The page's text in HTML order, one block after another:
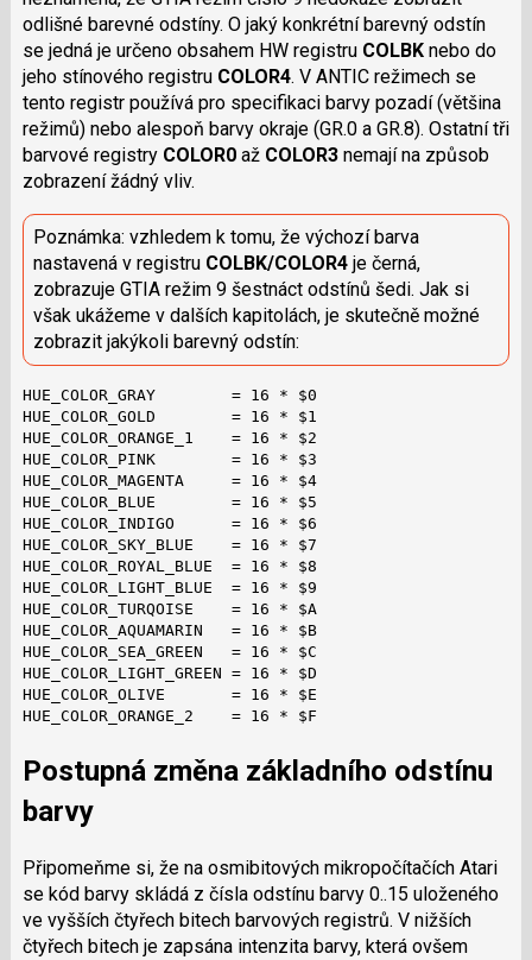
odlišné barevné odstíny. O jaký konkrétní barevný odstín
se jedná je určeno obsahem HW registru COLBKnebo do
jeho stínového registru COLOR4. V ANTIC režimech se
tento registr používá pro specifikaci barvy pozadí (většina
režimů) nebo alespoň barvy okraje (GR.0 a GR.8). Ostatní tři
barvové registry COLOR0až COLOR3nemají na způsob
zobrazení žádný vliv.
Poznámka: vzhledem k tomu, že výchozí barva
nastavená v registru COLBK/COLOR4je černá,
zobrazuje GTIA režim 9 šestnáct odstínů šedi. Jak si
však ukážeme v dalších kapitolách, je skutečně možné
zobrazit jakýkoli barevný odstín:
HUE_COLOR_GRAY        = 16 * $0
HUE_COLOR_GOLD        = 16 * $1
HUE_COLOR_ORANGE_1    = 16 * $2
HUE_COLOR_PINK        = 16 * $3
HUE_COLOR_MAGENTA     = 16 * $4
HUE_COLOR_BLUE        = 16 * $5
HUE_COLOR_INDIGO      = 16 * $6
HUE_COLOR_SKY_BLUE    = 16 * $7
HUE_COLOR_ROYAL_BLUE  = 16 * $8
HUE_COLOR_LIGHT_BLUE  = 16 * $9
HUE_COLOR_TURQOISE    = 16 * $A
HUE_COLOR_AQUAMARIN   = 16 * $B
HUE_COLOR_SEA_GREEN   = 16 * $C
HUE_COLOR_LIGHT_GREEN = 16 * $D
HUE_COLOR_OLIVE       = 16 * $E
HUE_COLOR_ORANGE_2    = 16 * $F
Postupná změna základního odstínu
barvy
Připomeňme si, že na osmibitových mikropočítačích Atari
se kód barvy skládá z čísla odstínu barvy 0..15 uloženého
ve vyšších čtyřech bitech barvových registrů. V nižších
čtyřech bitech je zapsána intenzita barvy, která ovšem